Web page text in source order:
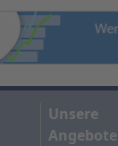
Unsere
Angebote